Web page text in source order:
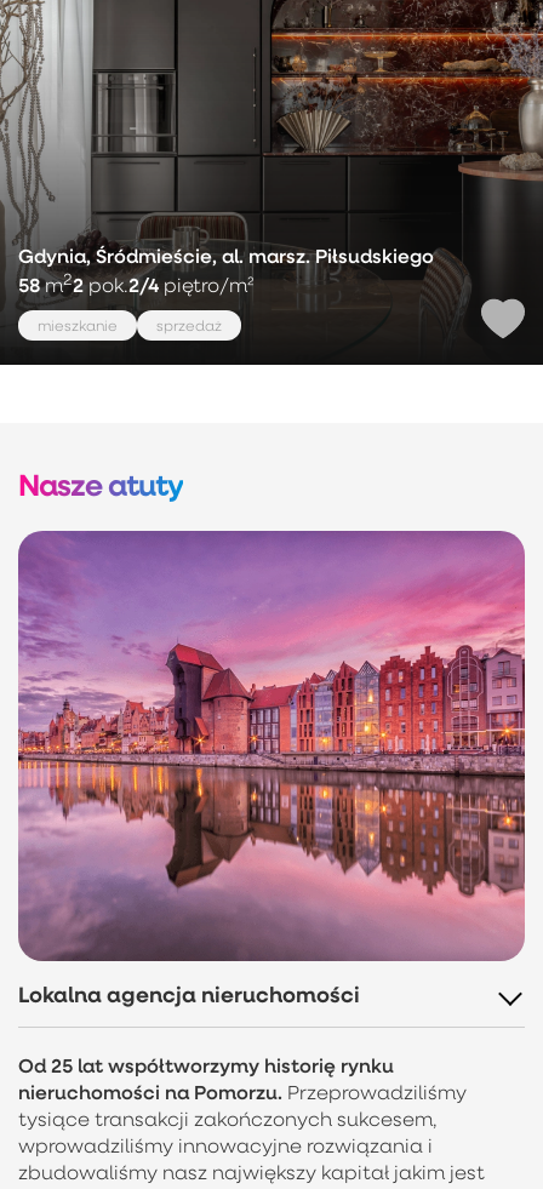
Gdynia, Śródmieście, al. marsz. Piłsudskiego
58m22pok.2/4piętro/m²
mieszkanie sprzedaż
Nasze atuty
Lokalna agencja nieruchomości
Od 25 lat współtworzymy historię rynku
nieruchomości na Pomorzu. Przeprowadziliśmy
tysiące transakcji zakończonych sukcesem,
wprowadziliśmy innowacyjne rozwiązania i
zbudowaliśmy nasz największy kapitał jakim jest